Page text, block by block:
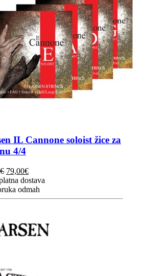
IL Cannone soloist žice za
4/4
€ Izvorna
cijena
bila
je:
79,00€Trenutna
cijena
je:
79,00€.
dostava
odmah